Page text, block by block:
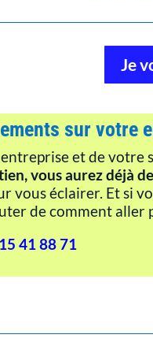
Je
sur votre
et de votre
vous aurez déjà
vous éclairer. Et si
de comment aller
41 88 71